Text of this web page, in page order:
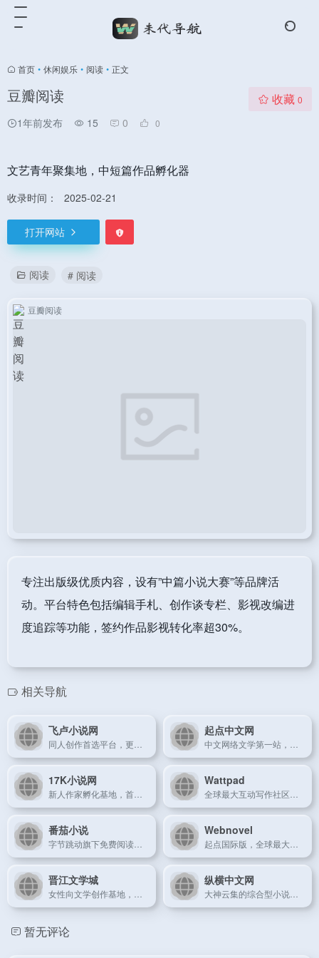
首页 • 休闲娱乐 • 阅读 • 正文
豆瓣阅读
1年前发布 15 0 0
收藏 0
文艺青年聚集地，中短篇作品孵化器
收录时间： 2025-02-21
打开网站
阅读 # 阅读
豆瓣阅读
专注出版级优质内容，设有”中篇小说大赛”等品牌活
动。平台特色包括编辑手札、创作谈专栏、影视改编进
度追踪等功能，签约作品影视转化率超30%。
相关导航
飞卢小说网 起点中文网
17K小说网 Wattpad
番茄小说 Webnovel
晋江文学城 纵横中文网
暂无评论